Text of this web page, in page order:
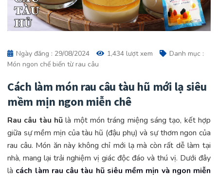
Ngày đăng : 29/08/2024 1,434 lượt xem
Danh mục :
Món ngon chế biến từ rau câu
Cách làm món rau câu tàu hũ mới lạ siêu
mềm mịn ngon miễn chê
Rau câu tàu hũ là một món tráng miệng sáng tạo, kết hợp
giữa sự mềm mịn của tàu hũ (đậu phụ) và sự thơm ngon của
rau câu. Món ăn này không chỉ mới lạ mà còn rất dễ làm tại
nhà, mang lại trải nghiệm vị giác độc đáo và thú vị. Dưới đây
là cách làm rau câu tàu hũ siêu mềm mịn và ngon miễn